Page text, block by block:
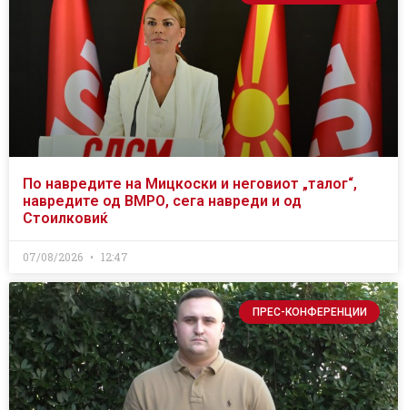
По навредите на Мицкоски и неговиот „талог“,
навредите од ВМРО, сега навреди и од
Стоилковиќ
07/08/2026 12:47
ПРЕС-КОНФЕРЕНЦИИ